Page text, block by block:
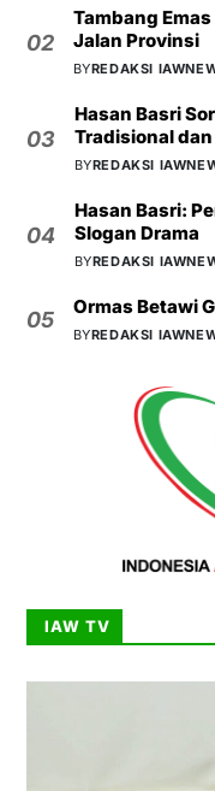
02
Tambang
Jalan Provinsi
BYREDAKSI
03
Hasan Basri
Tradisional
BYREDAKSI
04
Hasan Basri:
Slogan Drama
BYREDAKSI
05
Ormas Betawi
BYREDAKSI
IAW TV